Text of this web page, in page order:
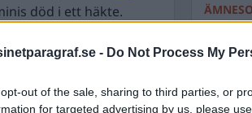
- Do Not Process My
out of the sale, sharing to third parties, or
for targeted advertising by us, please
död i ett häkte.
500
fängslats.